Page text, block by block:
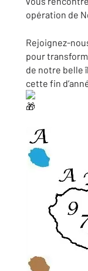
opération de
Rejoignez-
pour
de notre belle
cette fin